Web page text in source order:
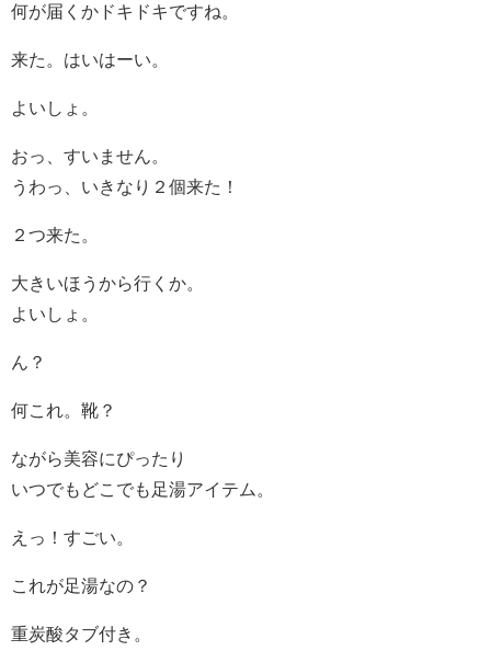
何が届くかドキドキですね。
来た。はいはーい。
よいしょ。
おっ、すいません。
うわっ、いきなり２個来た！
２つ来た。
大きいほうから行くか。
よいしょ。
ん？
何これ。靴？
ながら美容にぴったり
いつでもどこでも足湯アイテム。
えっ！すごい。
これが足湯なの？
重炭酸タブ付き。